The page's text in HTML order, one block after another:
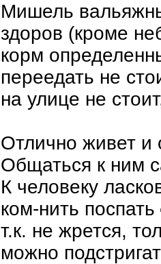
Мишель
здоров (кроме
корм
переедать не
на улице не
Отлично живет и
Общаться к ним
К человеку
ком-нить поспать
т.к. не жрется,
можно